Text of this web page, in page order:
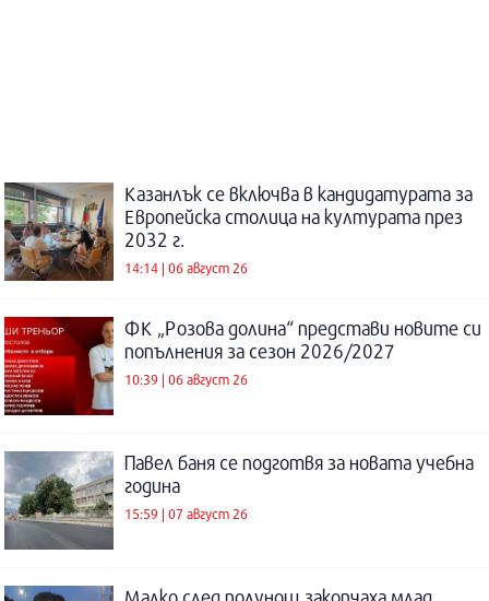
Казанлък се включва в кандидатурата за
Европейска столица на културата през
2032 г.
14:14 | 06 август 26
ФК „Розова долина“ представи новите си
попълнения за сезон 2026/2027
10:39 | 06 август 26
Павел баня се подготвя за новата учебна
година
15:59 | 07 август 26